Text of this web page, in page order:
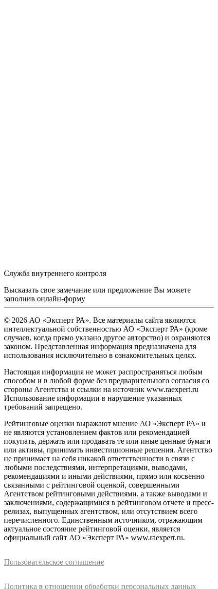
Служба внутреннего контроля
Высказать свое замечание или предложение Вы можете
заполнив онлайн-форму
© 2026 АО «Эксперт РА». Все материалы сайта являются
интеллектуальной собственностью АО «Эксперт РА» (кроме
случаев, когда прямо указано другое авторство) и охраняются
законом. Представленная информация предназначена для
использования исключительно в ознакомительных целях.
Настоящая информация не может распространяться любым
способом и в любой форме без предварительного согласия со
стороны Агентства и ссылки на источник www.raexpert.ru
Использование информации в нарушение указанных
требований запрещено.
Рейтинговые оценки выражают мнение АО «Эксперт РА» и
не являются установлением фактов или рекомендацией
покупать, держать или продавать те или иные ценные бумаги
или активы, принимать инвестиционные решения. Агентство
не принимает на себя никакой ответственности в связи с
любыми последствиями, интерпретациями, выводами,
рекомендациями и иными действиями, прямо или косвенно
связанными с рейтинговой оценкой, совершенными
Агентством рейтинговыми действиями, а также выводами и
заключениями, содержащимися в рейтинговом отчете и пресс-
релизах, выпущенных агентством, или отсутствием всего
перечисленного. Единственным источником, отражающим
актуальное состояние рейтинговой оценки, является
официальный сайт АО «Эксперт РА» www.raexpert.ru.
Пользовательское соглашение
Политика в отношении обработки персональных данных